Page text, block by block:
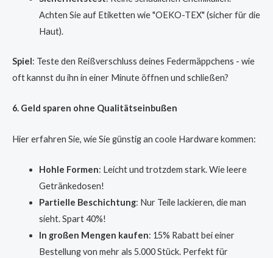
Achten Sie auf Etiketten wie "OEKO-TEX" (sicher für die
Haut).
Spiel: Teste den Reißverschluss deines Federmäppchens - wie
oft kannst du ihn in einer Minute öffnen und schließen?
6. Geld sparen ohne Qualitätseinbußen
Hier erfahren Sie, wie Sie günstig an coole Hardware kommen:
Hohle Formen: Leicht und trotzdem stark. Wie leere
Getränkedosen!
Partielle Beschichtung: Nur Teile lackieren, die man
sieht. Spart 40%!
In großen Mengen kaufen: 15% Rabatt bei einer
Bestellung von mehr als 5.000 Stück. Perfekt für